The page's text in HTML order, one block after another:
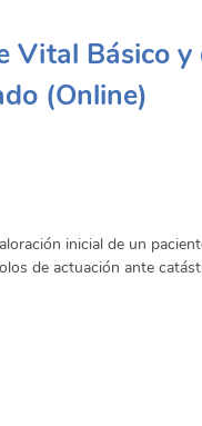
Vital Básico y
(Online)
inicial de un
de actuación ante